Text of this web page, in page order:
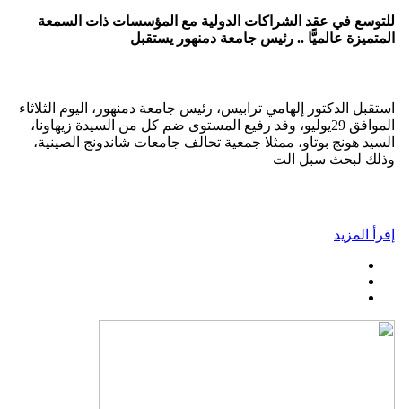
للتوسع في عقد الشراكات الدولية مع المؤسسات ذات السمعة
المتميزة عالميًّا .. رئيس جامعة دمنهور يستقبل
استقبل الدكتور إلهامي ترابيس، رئيس جامعة دمنهور، اليوم الثلاثاء
الموافق 29يوليو، وفد رفيع المستوى ضم كل من السيدة زيهاونا،
السيد هونج بوتاو، ممثلا جمعية تحالف جامعات شاندونج الصينية،
وذلك لبحث سبل الت
إقرأ المزيد